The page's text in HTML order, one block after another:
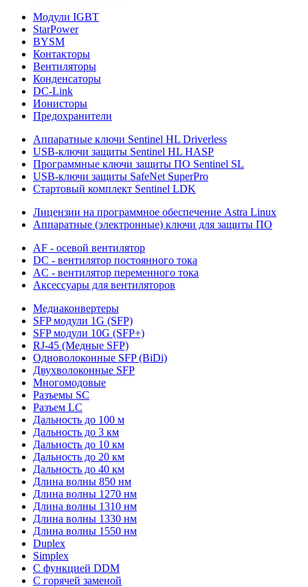
Модули IGBT
StarPower
BYSM
Контакторы
Вентиляторы
Конденсаторы
DC-Link
Ионисторы
Предохранители
Аппаратные ключи Sentinel HL Driverless
USB-ключи защиты Sentinel HL HASP
Программные ключи защиты ПО Sentinel SL
USB-ключи защиты SafeNet SuperPro
Стартовый комплект Sentinel LDK
Лицензии на программное обеспечение Astra Linux
Аппаратные (электронные) ключи для защиты ПО
AF - осевой вентилятор
DC - вентилятор постоянного тока
AC - вентилятор переменного тока
Аксессуары для вентиляторов
Медиаконвертеры
SFP модули 1G (SFP)
SFP модули 10G (SFP+)
RJ-45 (Медные SFP)
Одноволоконные SFP (BiDi)
Двухволоконные SFP
Многомодовые
Разъемы SC
Разъем LC
Дальность до 100 м
Дальность до 3 км
Дальность до 10 км
Дальность до 20 км
Дальность до 40 км
Длина волны 850 нм
Длина волны 1270 нм
Длина волны 1310 нм
Длина волны 1330 нм
Длина волны 1550 нм
Duplex
Simplex
С функцией DDM
С горячей заменой